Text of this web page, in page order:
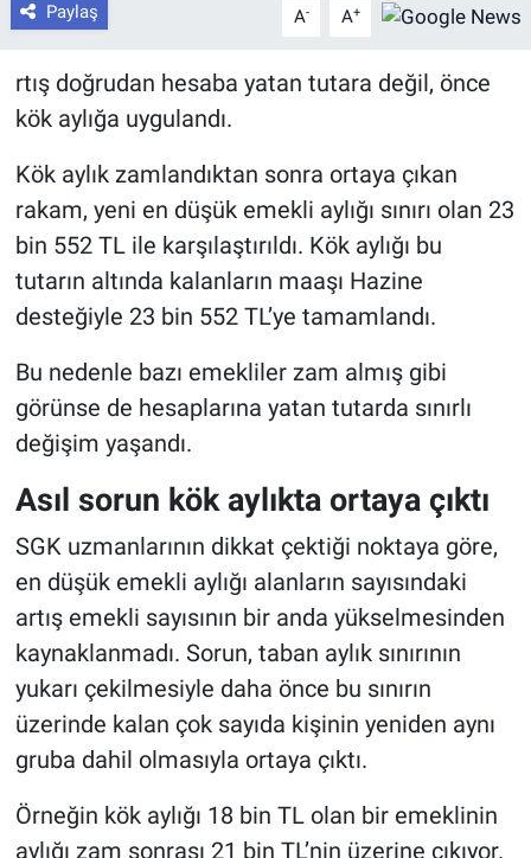
Paylaş A- A+
rtış doğrudan hesaba yatan tutara değil, önce
kök aylığa uygulandı.
Kök aylık zamlandıktan sonra ortaya çıkan
rakam, yeni en düşük emekli aylığı sınırı olan 23
bin 552 TL ile karşılaştırıldı. Kök aylığı bu
tutarın altında kalanların maaşı Hazine
desteğiyle 23 bin 552 TL’ye tamamlandı.
Bu nedenle bazı emekliler zam almış gibi
görünse de hesaplarına yatan tutarda sınırlı
değişim yaşandı.
Asıl sorun kök aylıkta ortaya çıktı
SGK uzmanlarının dikkat çektiği noktaya göre,
en düşük emekli aylığı alanların sayısındaki
artış emekli sayısının bir anda yükselmesinden
kaynaklanmadı. Sorun, taban aylık sınırının
yukarı çekilmesiyle daha önce bu sınırın
üzerinde kalan çok sayıda kişinin yeniden aynı
gruba dahil olmasıyla ortaya çıktı.
Örneğin kök aylığı 18 bin TL olan bir emeklinin
aylığı zam sonrası 21 bin TL’nin üzerine çıkıyor.